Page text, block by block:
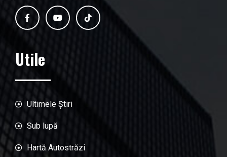
Utile
Ultimele Știri
Sub lupă
Hartă Autostrăzi